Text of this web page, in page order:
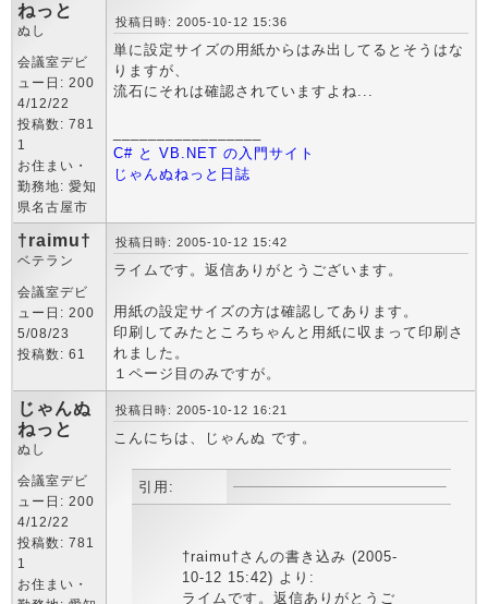
ねっと
ぬし
会議室デビ
ュー日: 200
4/12/22
投稿数: 781
1
お住まい・
勤務地: 愛知
県名古屋市
投稿日時: 2005-10-12 15:36
単に設定サイズの用紙からはみ出してるとそうはな
りますが、
流石にそれは確認されていますよね...
C# と VB.NET の入門サイト
じゃんぬねっと日誌
†raimu†
ベテラン
会議室デビ
ュー日: 200
5/08/23
投稿数: 61
投稿日時: 2005-10-12 15:42
ライムです。返信ありがとうございます。
用紙の設定サイズの方は確認してあります。
印刷してみたところちゃんと用紙に収まって印刷さ
れました。
１ページ目のみですが。
じゃんぬ
ねっと
ぬし
会議室デビ
ュー日: 200
4/12/22
投稿数: 781
1
お住まい・
投稿日時: 2005-10-12 16:21
こんにちは、じゃんぬ です。
引用:
†raimu†さんの書き込み (2005-
10-12 15:42) より:
ライムです。返信ありがとうご